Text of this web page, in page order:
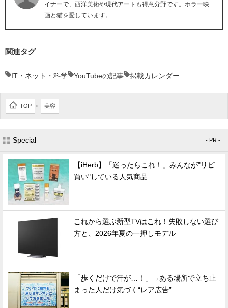
イナーで、西洋美術や現代アートも得意分野です。ホラー映
画と猫を愛しています。
関連タグ
IT・ネット・科学 YouTubeの記事 掲載カレンダー
TOP > 美容
Special - PR -
【iHerb】「迷ったらこれ！」みんなが"リピ
買い"している人気商品
これから選ぶ新型TVはこれ！失敗しない選び
方と、2026年夏の一押しモデル
「歩くだけで汗が…！」→ある場所で立ち止
まった人だけ気づく“レア広告”